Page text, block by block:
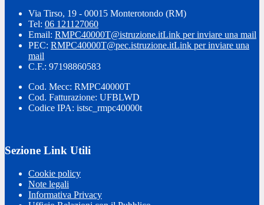
Via Tirso, 19 - 00015 Monterotondo (RM)
Tel: 06 121127060
Email: RMPC40000T@istruzione.itLink per inviare una mail
PEC: RMPC40000T@pec.istruzione.itLink per inviare una
mail
C.F.: 97198860583
Cod. Mecc: RMPC40000T
Cod. Fatturazione: UFBLWD
Codice IPA: istsc_rmpc40000t
Sezione Link Utili
Cookie policy
Note legali
Informativa Privacy